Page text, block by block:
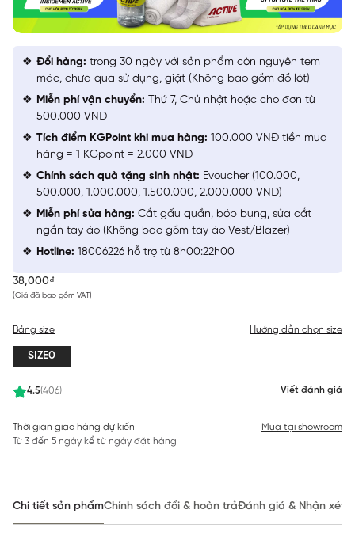
38,000₫
(Giá đã bao gồm VAT)
4.5(406) Viết đánh giá
Bảng size Hướng dẫn chọn size
SIZE0
Thời gian giao hàng dự kiến
Từ 3 đến 5 ngày kể từ ngày đặt hàng
Mua tại showroom
Đổi hàng: trong 30 ngày với sản phẩm còn nguyên tem
mác, chưa qua sử dụng, giặt (Không bao gồm đồ lót)
Miễn phí vận chuyển: Thứ 7, Chủ nhật hoặc cho đơn từ
500.000 VNĐ
Tích điểm KGPoint khi mua hàng: 100.000 VNĐ tiền mua
hàng = 1 KGpoint = 2.000 VNĐ
Chính sách quà tặng sinh nhật: Evoucher (100.000,
500.000, 1.000.000, 1.500.000, 2.000.000 VNĐ)
Miễn phí sửa hàng: Cắt gấu quần, bóp bụng, sửa cắt
ngắn tay áo (Không bao gồm tay áo Vest/Blazer)
Hotline: 18006226 hỗ trợ từ 8h00:22h00
Chi tiết sản phẩmChính sách đổi & hoàn trảĐánh giá & Nhận xét